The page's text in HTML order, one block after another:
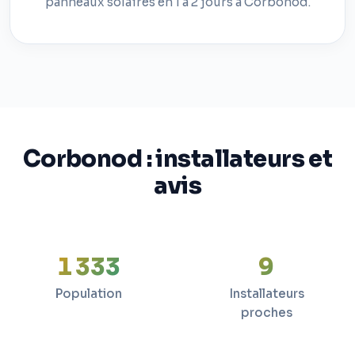
Corbonod : installateurs et
avis
1 333
Population
9
Installateurs
proches